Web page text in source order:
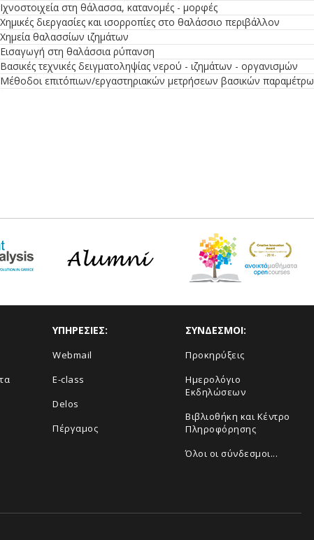
Ιχνοστοιχεία στη θάλασσα, κατανομές - μορφές
Χημικές διεργασίες και ισορροπίες στο θαλάσσιο περιβάλλον
Χημεία θαλασσίων ιζημάτων
Εισαγωγή στη θαλάσσια ρύπανση
Βασικές τεχνικές δειγματοληψίας νερού - ιζημάτων - οργανισμών
Μέθοδοι επιτόπιων/εργαστηριακών μετρήσεων βασι­κών
ΥΠΗΡΕΣΙΕΣ:
Webmail
E-class
Delos
Πέργαμος
ΣΥΝΔΕΣΜΟΙ:
Προκηρύξεις
Ημερολόγιο
Εκδηλώσεων
Βιβλιοθήκη και Κέντρο
Πληροφόρησης
Όλοι οι σύνδεσμοι...